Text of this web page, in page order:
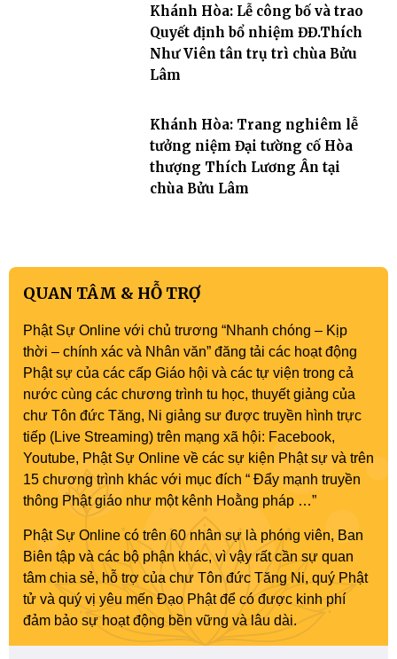
Khánh Hòa: Lễ công bố và trao
Quyết định bổ nhiệm ĐĐ.Thích
Như Viên tân trụ trì chùa Bửu
Lâm
Khánh Hòa: Trang nghiêm lễ
tưởng niệm Đại tường cố Hòa
thượng Thích Lương Ân tại
chùa Bửu Lâm
QUAN TÂM & HỖ TRỢ
Phật Sự Online với chủ trương “Nhanh chóng – Kịp
thời – chính xác và Nhân văn” đăng tải các hoạt động
Phật sự của các cấp Giáo hội và các tự viện trong cả
nước cùng các chương trình tu học, thuyết giảng của
chư Tôn đức Tăng, Ni giảng sư được truyền hình trực
tiếp (Live Streaming) trên mạng xã hội: Facebook,
Youtube, Phật Sự Online về các sự kiện Phật sự và trên
15 chương trình khác với mục đích “ Đẩy mạnh truyền
thông Phật giáo như một kênh Hoằng pháp …”
Phật Sự Online có trên 60 nhân sự là phóng viên, Ban
Biên tập và các bộ phận khác, vì vậy rất cần sự quan
tâm chia sẻ, hỗ trợ của chư Tôn đức Tăng Ni, quý Phật
tử và quý vị yêu mến Đạo Phật để có được kinh phí
đảm bảo sự hoạt động bền vững và lâu dài.